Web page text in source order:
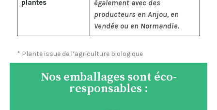
plantes
également avec des
producteurs en Anjou, en
Vendée ou en Normandie.
* Plante issue de l’agriculture biologique
Nos emballages sont éco-
responsables :